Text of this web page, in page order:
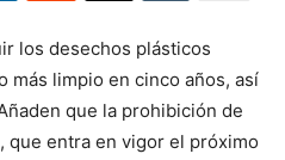
los desechos plásticos
más limpio en cinco años, así
que la prohibición de
que entra en vigor el próximo